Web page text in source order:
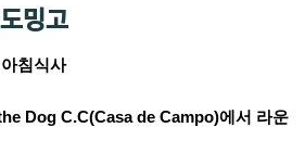
밍고
침식사
Dog C.C(Casa de Campo)에서 라운